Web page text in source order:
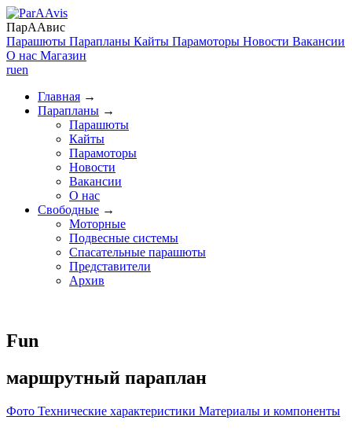
ПарААвис
Парашюты Парапланы Кайты Парамоторы Новости Вакансии
О нас Магазин
ruen
Главная →
Парапланы →
Парашюты
Кайты
Парамоторы
Новости
Вакансии
О нас
Свободные →
Моторные
Подвесные системы
Спасательные парашюты
Представители
Архив
Fun
маршрутный параплан
Фото Технические характеристики Материалы и компоненты